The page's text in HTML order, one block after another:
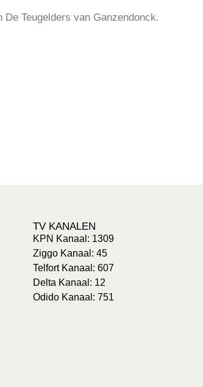
Teugelders van Ganzendonck.
TV KANALEN
KPN Kanaal: 1309
Ziggo Kanaal: 45
Telfort Kanaal: 607
Delta Kanaal: 12
Odido Kanaal: 751